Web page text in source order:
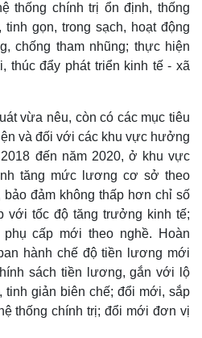
thống chính trị ổn định, thống
tinh gọn, trong sạch, hoạt động
chống tham nhũng; thực hiện
thúc đẩy phát triển kinh tế - xã
vừa nêu, còn có các mục tiêu
và đối với các khu vực hưởng
đến năm 2020, ở khu vực
tăng mức lương cơ sở theo
bảo đảm không thấp hơn chỉ số
với tốc độ tăng trưởng kinh tế;
cấp mới theo nghề. Hoàn
hành chế độ tiền lương mới
sách tiền lương, gắn với lộ
tinh giản biên chế; đổi mới, sắp
thống chính trị; đổi mới đơn vị